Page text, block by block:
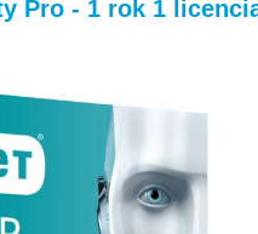
>
Pro - 1 rok 1